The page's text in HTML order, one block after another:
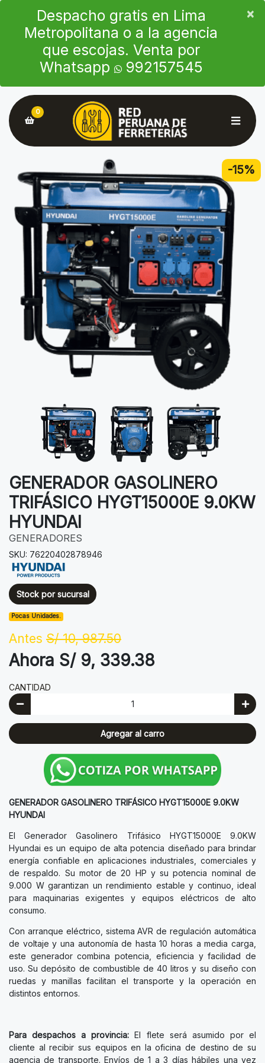
Despacho gratis en Lima
Metropolitana o a la agencia
que escojas. Venta por
Whatsapp
992157545
×
×
0
-15%
GENERADOR GASOLINERO
TRIFÁSICO HYGT15000E 9.0KW
HYUNDAI
GENERADORES
SKU: 76220402878946
Stock por sucursal
Pocas Unidades.
Antes S/ 10, 987.50
Ahora S/ 9, 339.38
CANTIDAD
Agregar al carro
GENERADOR GASOLINERO TRIFÁSICO HYGT15000E 9.0KW
HYUNDAI
El Generador Gasolinero Trifásico HYGT15000E 9.0KW
Hyundai es un equipo de alta potencia diseñado para brindar
energía confiable en aplicaciones industriales, comerciales y
de respaldo. Su motor de 20 HP y su potencia nominal de
9.000 W garantizan un rendimiento estable y continuo, ideal
para maquinarias exigentes y equipos eléctricos de alto
consumo.
Con arranque eléctrico, sistema AVR de regulación automática
de voltaje y una autonomía de hasta 10 horas a media carga,
este generador combina potencia, eficiencia y facilidad de
uso. Su depósito de combustible de 40 litros y su diseño con
ruedas y manillas facilitan el transporte y la operación en
distintos entornos.
Para despachos a provincia: El flete será asumido por el
cliente al recibir sus equipos en la oficina de destino de su
agencia de transporte. Envíos de 1 a 3 días hábiles una vez